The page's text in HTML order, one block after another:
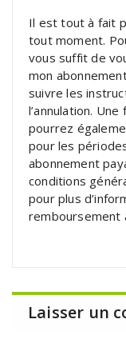
Il est tout à fait
tout moment.
vous suffit de
mon
suivre les
l’annulation.
pourrez
pour les
abonnement
conditions
pour plus
remboursement
Laisser un